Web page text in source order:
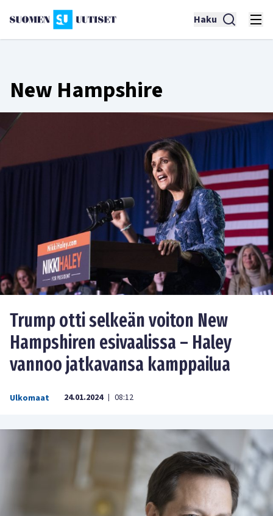
Haku
New Hampshire
Trump otti selkeän voiton New
Hampshiren esivaalissa – Haley
vannoo jatkavansa kamppailua
Ulkomaat 24.01.2024 | 08:12